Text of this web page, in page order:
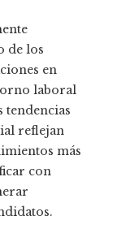
de los
en
laboral
tendencias
reflejan
más
con